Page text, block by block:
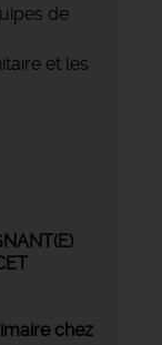
de
et les
chez